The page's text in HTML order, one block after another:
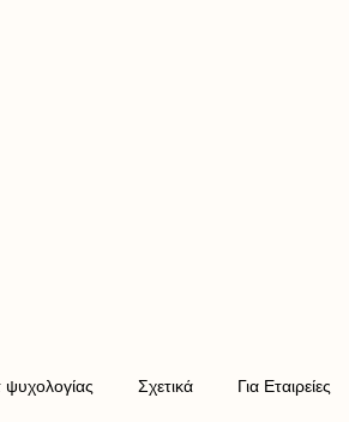
ψυχολογίας Σχετικά Για Εταιρείες